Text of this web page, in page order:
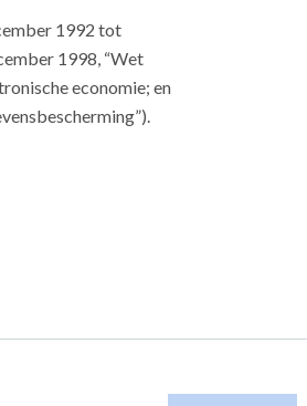
1992 tot
1998, “Wet
economie; en